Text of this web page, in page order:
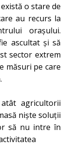
o stare de
au recurs la
orașului.
ascultat și să
sector extrem
măsuri pe care
agricultorii
niște soluții
să nu intre în